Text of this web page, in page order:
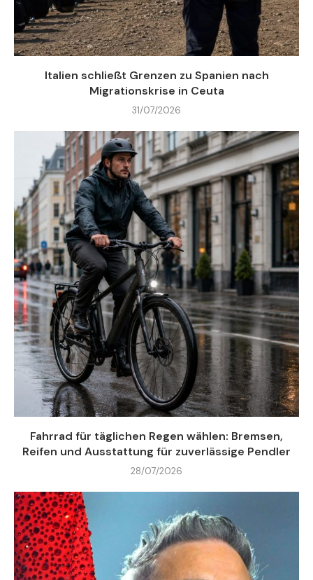
Italien schließt Grenzen zu Spanien nach
Migrationskrise in Ceuta
31/07/2026
Fahrrad für täglichen Regen wählen: Bremsen,
Reifen und Ausstattung für zuverlässige Pendler
28/07/2026